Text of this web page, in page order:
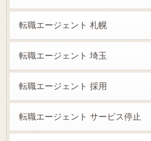
転職エージェント 札幌
転職エージェント 埼玉
転職エージェント 採用
転職エージェント サービス停止